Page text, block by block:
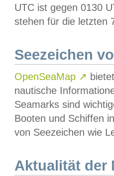
UTC ist gegen 0130
stehen für die letzten
Seezeichen
OpenSeaMap ↗
nautische
Seamarks sind
Booten und Schiffen
von Seezeichen wie
Aktualität der